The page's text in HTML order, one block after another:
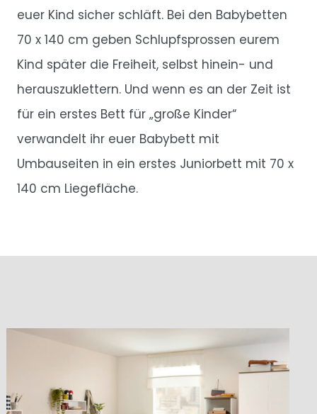
euer Kind sicher schläft. Bei den Babybetten
70 x 140 cm geben Schlupfsprossen eurem
Kind später die Freiheit, selbst hinein- und
herauszuklettern. Und wenn es an der Zeit ist
für ein erstes Bett für „große Kinder“
verwandelt ihr euer Babybett mit
Umbauseiten in ein erstes Juniorbett mit 70 x
140 cm Liegefläche.